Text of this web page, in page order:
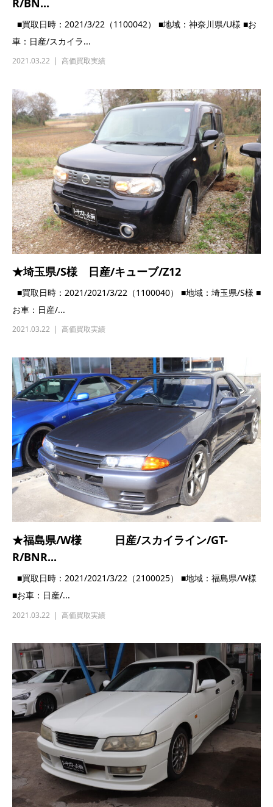
自動車査定のご相談はコチラ
その他のお問い合わせはコチラ
トラスト企画
〒304−0822
茨城県下妻市皆葉1624
☎0296-30-6330
営業時間 10：00～16：30